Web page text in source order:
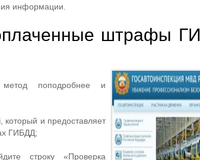
информации.
штрафы
поподробнее и
который и предоставляет
ГИБДД;
строку «Проверка